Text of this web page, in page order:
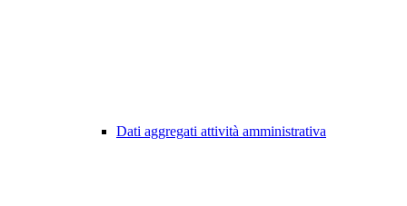
Dati aggregati attività amministrativa